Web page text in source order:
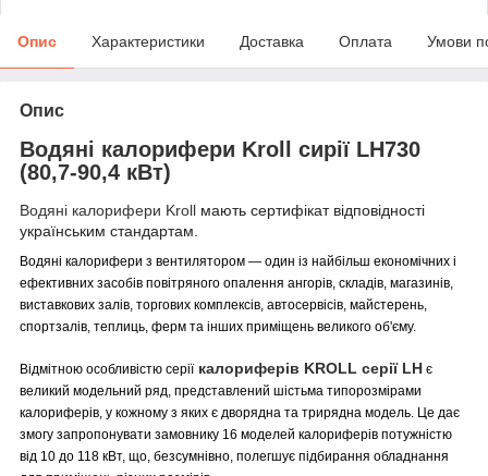
Опис Характеристики Доставка Оплата Умови
Опис
Водяні калорифери Kroll сирії LH730
(80,7-90,4 кВт)
Водяні калорифери Kroll мають сертифікат відповідності
українським стандартам.
Водяні калорифери з вентилятором — один із найбільш економічних і
ефективних засобів повітряного опалення ангорів, складів, магазинів,
виставкових залів, торгових комплексів, автосервісів, майстерень,
спортзалів, теплиць, ферм та інших приміщень великого об'єму.
Відмітною особливістю серіїкалориферів KROLL серії LH є
великий модельний ряд, представлений шістьма типорозмірами
калориферів, у кожному з яких є дворядна та трирядна модель. Це дає
змогу запропонувати замовнику 16 моделей калориферів потужністю
від 10 до 118 кВт, що, безсумнівно, полегшує підбирання обладнання